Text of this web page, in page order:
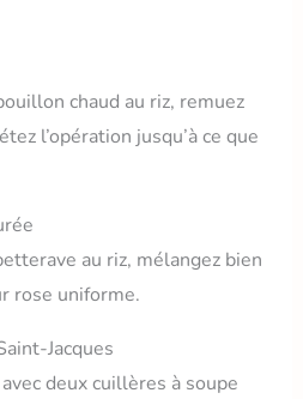
chaud au riz, remuez
l’opération jusqu’à ce que
au riz, mélangez bien
rose uniforme.
Jacques
deux cuillères à soupe